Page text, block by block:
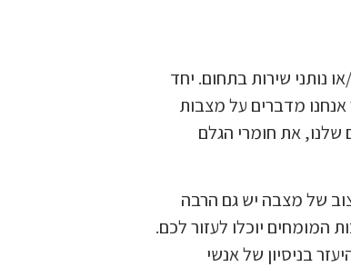
נותני שירות בתחום. יחד
מדברים על מצבות
שלנו, את חומרי הגלם
של מצבה יש גם הרבה
יוכלו לעזור לכם.
בניסיון של אנשי